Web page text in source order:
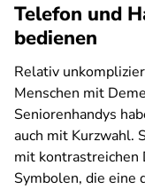
Telefon und
bedienen
Relativ
Menschen mit
Seniorenhandys
auch mit Kurzwahl.
mit kontrastreichen
Symbolen, die eine